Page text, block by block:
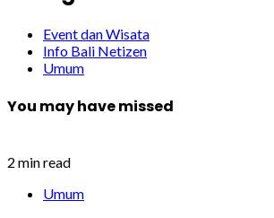
Event dan Wisata
Info Bali Netizen
Umum
You may have missed
2 min read
Umum